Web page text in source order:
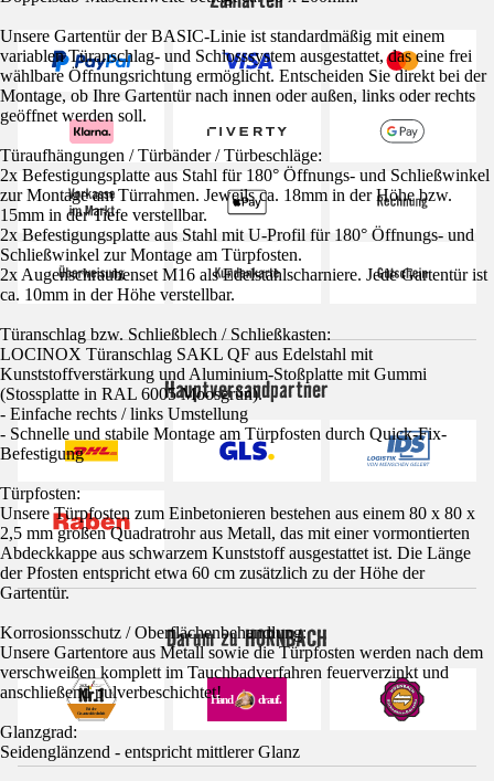
Unsere Gartentür der BASIC-Linie ist standardmäßig mit einem
variablen Türanschlag- und Schlosssystem ausgestattet, das eine frei
wählbare Öffnungsrichtung ermöglicht. Entscheiden Sie direkt bei der
Montage, ob Ihre Gartentür nach innen oder außen, links oder rechts
geöffnet werden soll.
Türaufhängungen / Türbänder / Türbeschläge:
2x Befestigungsplatte aus Stahl für 180° Öffnungs- und Schließwinkel
zur Montage am Türrahmen. Jeweils ca. 18mm in der Höhe bzw.
15mm in der Tiefe verstellbar.
2x Befestigungsplatte aus Stahl mit U-Profil für 180° Öffnungs- und
Schließwinkel zur Montage am Türpfosten.
2x Augenschraubenset M16 als Edelstahlscharniere. Jede Gartentür ist
ca. 10mm in der Höhe verstellbar.
Türanschlag bzw. Schließblech / Schließkasten:
LOCINOX Türanschlag SAKL QF aus Edelstahl mit
Kunststoffverstärkung und Aluminium-Stoßplatte mit Gummi
(Stossplatte in RAL 6005 Moosgrün).
- Einfache rechts / links Umstellung
- Schnelle und stabile Montage am Türpfosten durch Quick-Fix-
Befestigung
Türpfosten:
Unsere Türpfosten zum Einbetonieren bestehen aus einem 80 x 80 x
2,5 mm großen Quadratrohr aus Metall, das mit einer vormontierten
Abdeckkappe aus schwarzem Kunststoff ausgestattet ist. Die Länge
der Pfosten entspricht etwa 60 cm zusätzlich zu der Höhe der
Gartentür.
Korrosionsschutz / Oberflächenbehandlung:
Unsere Gartentore aus Metall sowie die Türpfosten werden nach dem
verschweißen komplett im Tauchbadverfahren feuerverzinkt und
anschließend pulverbeschichtet!
Glanzgrad:
Seidenglänzend - entspricht mittlerer Glanz
Hauptversandpartner
Darum zu HORNBACH